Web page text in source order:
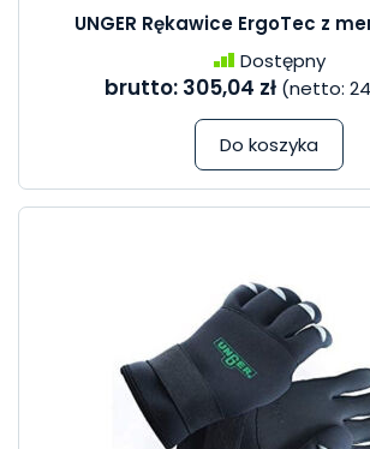
UNGER Rękawice ErgoTec z
Dostępny
brutto: 305,04 zł (netto:
Do koszyka